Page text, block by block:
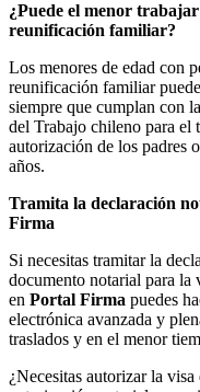
¿Puede el menor
reunificación familiar?
Los menores de edad con
reunificación familiar
siempre que cumplan con
del Trabajo chileno para el
autorización de los padres
años.
Tramita la declaración
Firma
Si necesitas tramitar la
documento notarial para
en Portal Firma puedes
electrónica avanzada y
traslados y en el menor
¿Necesitas autorizar la